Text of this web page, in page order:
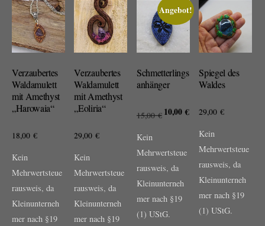
Verzaubertes
Waldamulett
mit Amethyst
„Harowaia“
18,00 €
Kein
Mehrwertsteue
rausweis, da
Kleinunterneh
mer nach §19
Verzaubertes
Waldamulett
mit Amethyst
„Eoliria“
29,00€
Kein
Mehrwertsteue
rausweis, da
Kleinunterneh
mer nach §19
Angebot!
Schmetterlings
anhänger
15,00€ Ursprünglicher
15,00 €
10,00 €Aktueller
Kein
Mehrwertsteue
rausweis, da
Kleinunterneh
mer nach §19
(1) UStG.
Spiegel des
Waldes
29,00€
Kein
Mehrwertsteue
rausweis, da
Kleinunterneh
mer nach §19
(1) UStG.